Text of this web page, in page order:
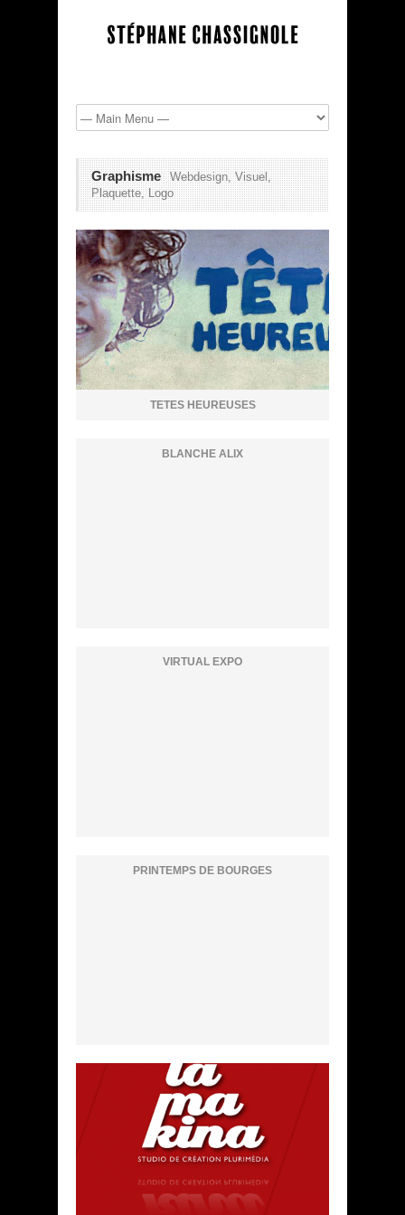
Graphisme
Webdesign, Visuel,
Plaquette, Logo
TETES HEUREUSES
BLANCHE ALIX
VIRTUAL EXPO
PRINTEMPS DE BOURGES